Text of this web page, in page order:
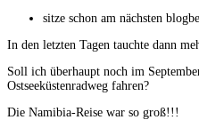
sitze schon am nächsten
In den letzten Tagen tauchte dann
Soll ich überhaupt noch im
Ostseeküstenradweg fahren?
Die Namibia-Reise war so groß!!!